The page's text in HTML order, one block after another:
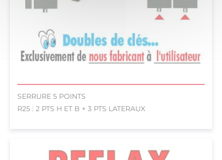
SERRURE 5 POINTS
R25 : 2 PTS H ET B + 3 PTS LATERAUX